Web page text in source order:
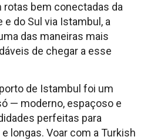
rotas bem conectadas da
do Sul via Istambul, a
das maneiras mais
de chegar a esse
de Istambul foi um
— moderno, espaçoso e
perfeitas para
longas. Voar com a Turkish